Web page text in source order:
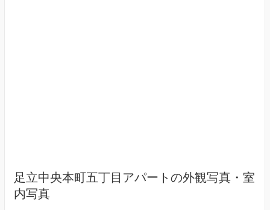
足立中央本町五丁目アパートの外観写真・室
内写真